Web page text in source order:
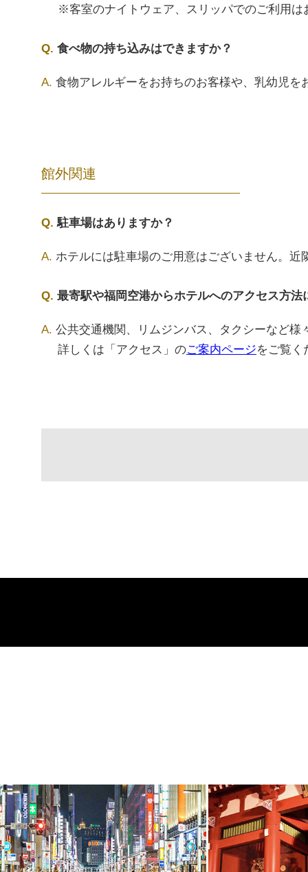
※客室のナイトウェア、スリッパでのご利用は
食べ物の持ち込みはできますか？
食物アレルギーをお持ちのお客様や、乳幼児
館外関連
駐車場はありますか？
ホテルには駐車場のご用意はございません。近
最寄駅や福岡空港からホテルへのアクセス方
公共交通機関、リムジンバス、タクシーなど様
詳しくは「アクセス」のご案内ページをご覧く